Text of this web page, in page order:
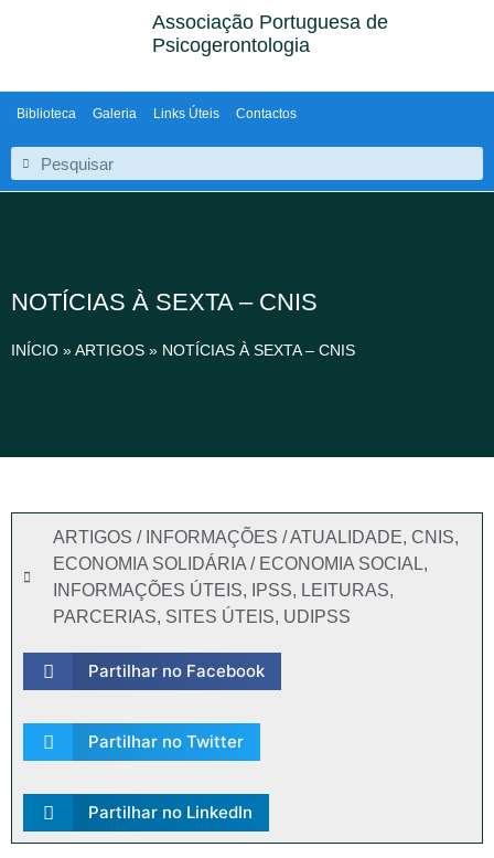
Associação Portuguesa de
Psicogerontologia
Biblioteca Galeria Links Úteis Contactos
NOTÍCIAS À SEXTA – CNIS
INÍCIO »ARTIGOS » NOTÍCIAS À SEXTA – CNIS
ARTIGOS / INFORMAÇÕES / ATUALIDADE, CNIS,
ECONOMIA SOLIDÁRIA / ECONOMIA SOCIAL,
INFORMAÇÕES ÚTEIS, IPSS, LEITURAS,
PARCERIAS, SITES ÚTEIS, UDIPSS
Partilhar no Facebook
Partilhar no Twitter
Partilhar no LinkedIn